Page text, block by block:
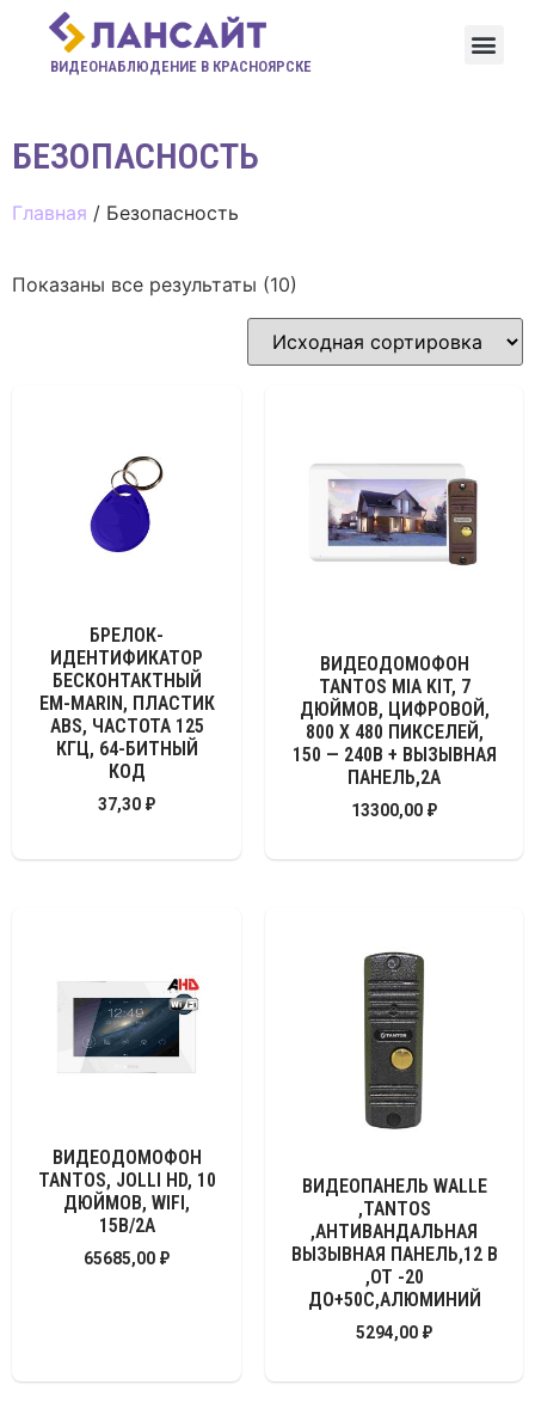
ВИДЕОНАБЛЮДЕНИЕ В КРАСНОЯРСКЕ
БЕЗОПАСНОСТЬ
Главная / Безопасность
Показаны все результаты (10)
БРЕЛОК-
ИДЕНТИФИКАТОР
БЕСКОНТАКТНЫЙ
EM-MARIN, ПЛАСТИК
ABS, ЧАСТОТА 125
КГЦ, 64-БИТНЫЙ
КОД
37,30 ₽
ВИДЕОДОМОФОН
TANTOS MIA KIT, 7
ДЮЙМОВ, ЦИФРОВОЙ,
800 Х 480 ПИКСЕЛЕЙ,
150 — 240В + ВЫЗЫВНАЯ
ПАНЕЛЬ,2А
13300,00 ₽
ВИДЕОДОМОФОН
TANTOS, JOLLI HD, 10
ДЮЙМОВ, WIFI,
15В/2А
65685,00 ₽
ВИДЕОПАНЕЛЬ WALLE
,TANTOS
,АНТИВАНДАЛЬНАЯ
ВЫЗЫВНАЯ ПАНЕЛЬ,12 В
,ОТ -20
ДО+50С,АЛЮМИНИЙ
5294,00 ₽